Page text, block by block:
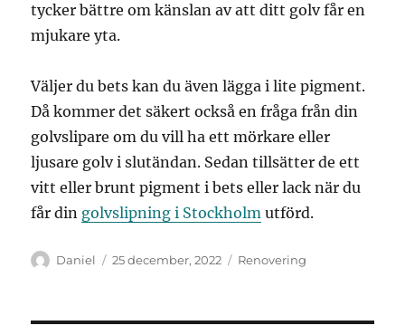
tycker bättre om känslan av att ditt golv får en
mjukare yta.
Väljer du bets kan du även lägga i lite pigment.
Då kommer det säkert också en fråga från din
golvslipare om du vill ha ett mörkare eller
ljusare golv i slutändan. Sedan tillsätter de ett
vitt eller brunt pigment i bets eller lack när du
får din golvslipning i Stockholm utförd.
Författare
Daniel
Publicerat
25 december, 2022 Kategorier
Renovering